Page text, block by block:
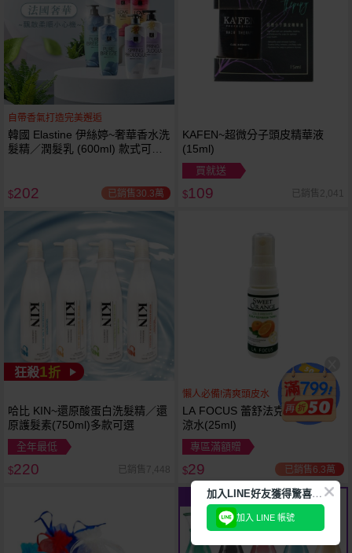
自帶香氣打造完美邂逅
韓國 Elastine 伊絲婷~奢華香水洗
髮精／潤髮乳 (600ml) 款式可選
$202 已銷售30.3萬
KAFEN~超微分子頭皮精華液
(15ml)
買就送
$109 已銷售2,041
狂殺1折
哈比 KIN~還原酸蛋白洗髮精／還
原護髮素(750ml)多款可選
全年最低
$220 已銷售7,448
懶人必備!清爽頭皮水
LA FOCUS 蕾舒法克~甜橘頭皮
涼水(25ml)
專區滿額贈
$29 已銷售6.3萬
限時11折 加
入LINE好友獲得驚喜折扣!
加入 LINE 帳號